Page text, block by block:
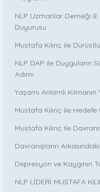
NLP Uzmanlar Derneği
Duyurusu
Mustafa Kılınç ile
NLP DAP ile Duyguların
Adımı
Yaşamı Anlamlı Kılmanın
Mustafa Kılınç ile Hedefe
Mustafa Kılınç ile
Davranışların
Depresyon ve Kaygının
NLP LİDERİ MUSTAFA